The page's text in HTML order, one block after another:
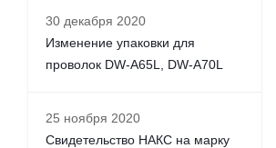
30 декабря 2020
Изменение упаковки для
проволок DW-A65L, DW-A70L
25 ноября 2020
Свидетельство НАКС на марку